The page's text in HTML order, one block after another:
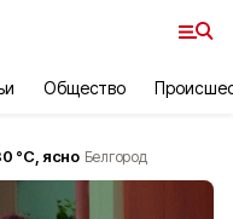
Общество
°С, ясно Белгород